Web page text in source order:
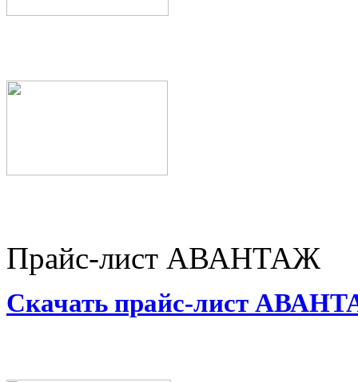
Прайс-лист АВАНТАЖ
Скачать прайс-лист